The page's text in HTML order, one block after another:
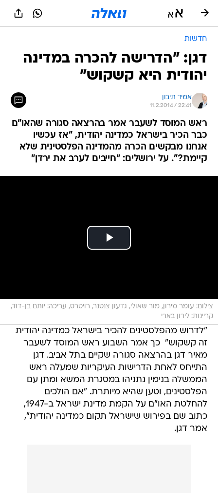
חדשות
דגן: "הדרישה להכרה במדינה
יהודית היא קשקוש"
אמיר תיבון
11.2.2014 / 22:41
ראש המוסד לשעבר אמר בהרצאה סגורה שהאו"ם
כבר הכיר בישראל כמדינה יהודית, "אז עכשיו
אנחנו מבקשים הכרה מהמדינה הפלסטינית שלא
קיימת?". על ירושלים: "חייבים לערב את ירדן"
צילום: עומר מירון, מור שאולי, גדעון צנטנר, רויטרס, עריכה: יותם בן-דוד,
קריינות: לירון בארי
"לדרוש מהפלסטינים להכיר בישראל כמדינה יהודית
זה קשקוש"  כך אמר השבוע ראש המוסד לשעבר
מאיר דגן בהרצאה סגורה שקיים בתל אביב. דגן
התייחס לאחת הדרישות העיקריות שמעלה ראש
הממשלה בנימין נתניהו במסגרת המשא ומתן עם
הפלסטינים, וטען שהיא מיותרת. "אם הולכים
להחלטת האו"ם על הקמת מדינת ישראל ב-1947,
כתוב שם בפירוש שישראל תקום כמדינה יהודית",
אמר דגן.